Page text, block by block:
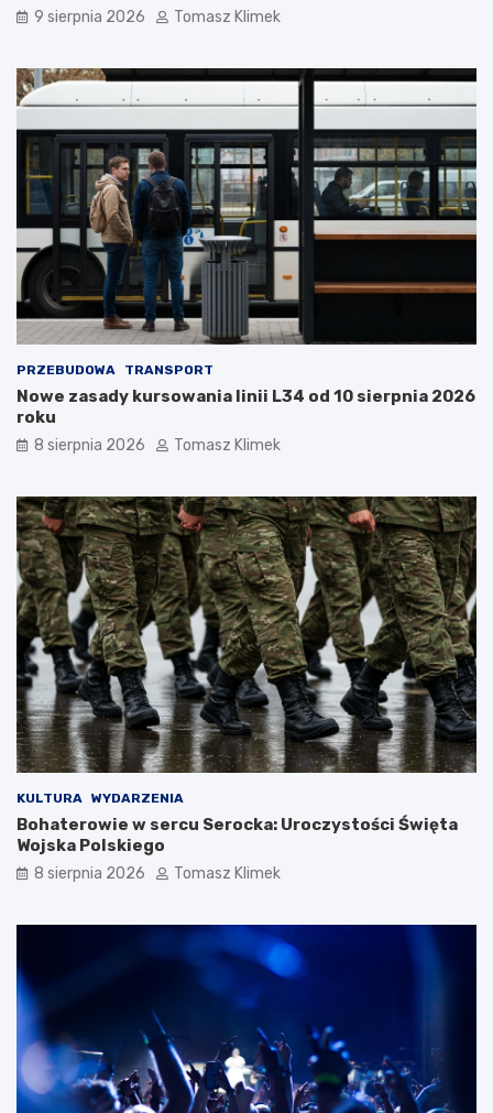
9 sierpnia 2026 Tomasz Klimek
PRZEBUDOWA TRANSPORT
Nowe zasady kursowania linii L34 od 10 sierpnia 2026
roku
8 sierpnia 2026 Tomasz Klimek
KULTURA WYDARZENIA
Bohaterowie w sercu Serocka: Uroczystości Święta
Wojska Polskiego
8 sierpnia 2026 Tomasz Klimek